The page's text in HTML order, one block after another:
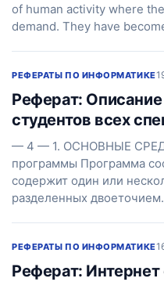
of human activity where
demand. They have
РЕФЕРАТЫ ПО ИНФОРМАТИКЕ
Реферат:
студентов всех
— 4 — 1. ОСНОВНЫЕ
программы Программа
содержит один или
разделенных
РЕФЕРАТЫ ПО ИНФОРМАТИКЕ
Реферат: Интернет